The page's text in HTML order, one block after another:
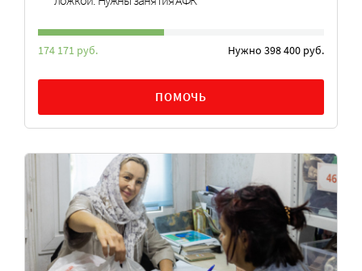
174 171 руб. Нужно 398 400 руб.
ПОМОЧЬ